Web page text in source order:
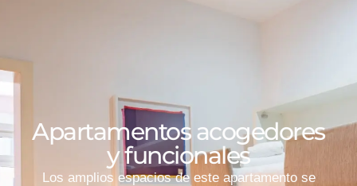
Apartamentos acogedores
y funcionales
Los amplios espacios de este apartamento se